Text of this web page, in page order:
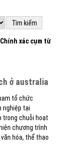
Chính xác cụm từ
ở australia
tổ chức
nghiệp tại
trong chuỗi hoạt
chương trình
hóa, thể thao